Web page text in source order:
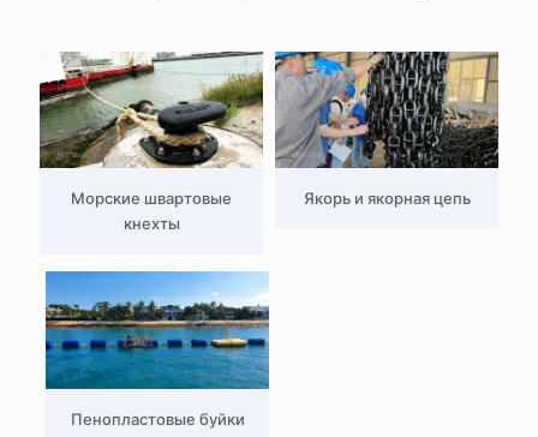
Морские швартовые
кнехты
Якорь и якорная цепь
Пенопластовые буйки